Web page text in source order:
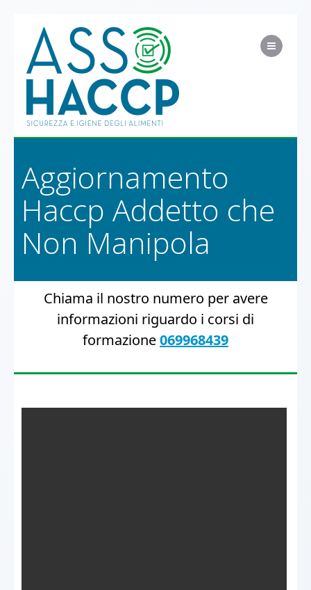
Aggiornamento
Haccp Addetto che
Non Manipola
Chiama il nostro numero per avere
informazioni riguardo i corsi di
formazione069968439